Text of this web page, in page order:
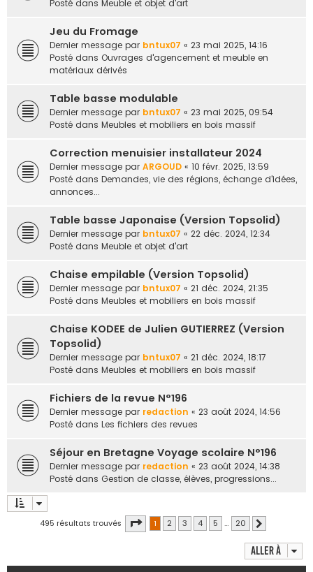
Posté dans Meuble et objet d'art
Jeu du Fromage
Dernier message par bntux07 « 23 mai 2025, 14:16
Posté dans Ouvrages d'agencement et meuble en
matériaux dérivés
Table basse modulable
Dernier message par bntux07 « 23 mai 2025, 09:54
Posté dans Meubles et mobiliers en bois massif
Correction menuisier installateur 2024
Dernier message par ARGOUD « 10 févr. 2025, 13:59
Posté dans Demandes, vie des régions, échange d'idées,
annonces...
Table basse Japonaise (Version Topsolid)
Dernier message par bntux07 « 22 déc. 2024, 12:34
Posté dans Meuble et objet d'art
Chaise empilable (Version Topsolid)
Dernier message par bntux07 « 21 déc. 2024, 21:35
Posté dans Meubles et mobiliers en bois massif
Chaise KODEE de Julien GUTIERREZ (Version
Topsolid)
Dernier message par bntux07 « 21 déc. 2024, 18:17
Posté dans Meubles et mobiliers en bois massif
Fichiers de la revue N°196
Dernier message par redaction « 23 août 2024, 14:56
Posté dans Les fichiers des revues
Séjour en Bretagne Voyage scolaire N°196
Dernier message par redaction « 23 août 2024, 14:38
Posté dans Gestion de classe, élèves, progressions...
495 résultats trouvés Page 1sur20
1 2 3 4 5 … 20
Aller à